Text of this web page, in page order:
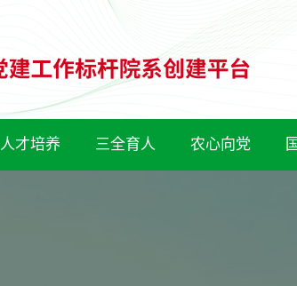
人才培养 三全育人 农心向党